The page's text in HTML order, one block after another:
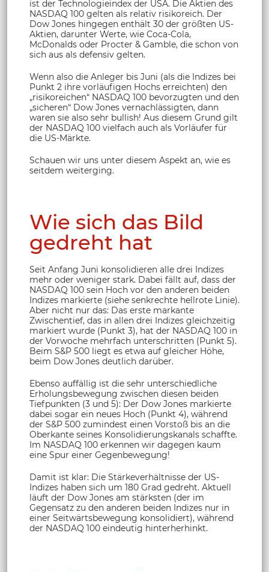
ist der Technologieindex der USA. Die Aktien des
NASDAQ 100 gelten als relativ risikoreich. Der
Dow Jones hingegen enthält 30 der größten US-
Aktien, darunter Werte, wie Coca-Cola,
McDonalds oder Procter & Gamble, die schon von
sich aus als defensiv gelten.
Wenn also die Anleger bis Juni (als die Indizes bei
Punkt 2 ihre vorläufigen Hochs erreichten) den
„risikoreichen“ NASDAQ 100 bevorzugten und den
„sicheren“ Dow Jones vernachlässigten, dann
waren sie also sehr bullish! Aus diesem Grund gilt
der NASDAQ 100 vielfach auch als Vorläufer für
die US-Märkte.
Schauen wir uns unter diesem Aspekt an, wie es
seitdem weiterging.
Wie sich das Bild
gedreht hat
Seit Anfang Juni konsolidieren alle drei Indizes
mehr oder weniger stark. Dabei fällt auf, dass der
NASDAQ 100 sein Hoch vor den anderen beiden
Indizes markierte (siehe senkrechte hellrote Linie).
Aber nicht nur das: Das erste markante
Zwischentief, das in allen drei Indizes gleichzeitig
markiert wurde (Punkt 3), hat der NASDAQ 100 in
der Vorwoche mehrfach unterschritten (Punkt 5).
Beim S&P 500 liegt es etwa auf gleicher Höhe,
beim Dow Jones deutlich darüber.
Ebenso auffällig ist die sehr unterschiedliche
Erholungsbewegung zwischen diesen beiden
Tiefpunkten (3 und 5): Der Dow Jones markierte
dabei sogar ein neues Hoch (Punkt 4), während
der S&P 500 zumindest einen Vorstoß bis an die
Oberkante seines Konsolidierungskanals schaffte.
Im NASDAQ 100 erkennen wir dagegen kaum
eine Spur einer Gegenbewegung!
Damit ist klar: Die Stärkeverhältnisse der US-
Indizes haben sich um 180 Grad gedreht. Aktuell
läuft der Dow Jones am stärksten (der im
Gegensatz zu den anderen beiden Indizes nur in
einer Seitwärtsbewegung konsolidiert), während
der NASDAQ 100 eindeutig hinterherhinkt.